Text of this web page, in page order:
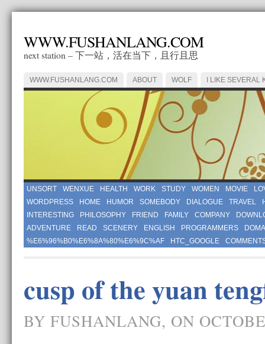
WWW.FUSHANLANG.COM
next station – 下一站，活在当下，且行且思
WWW.FUSHANLANG.COM ABOUT WOLF I LIKE SEVERAL
UNSORT WENXUE HEALTH WORK STUDY WOMEN MOVIE
WORDPRESS
HOME HUMOR SOMEBODY DIALOGUE TRAVEL
INTERESTING
PHILOSOPHY FRIEND FAMILY COMPANY
ADVENTURE
READ SCENERY ENGLISH PROGRAMMERS
%E6%96%B0%E6%8A%80%E6%9C%AF
HTC_GOOGLE
cusp of the yuan
BY FUSHANLANG, ON